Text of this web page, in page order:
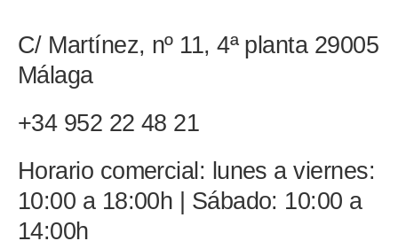
C/ Martínez, nº 11, 4ª planta 29005
Málaga
+34 952 22 48 21
Horario comercial: lunes a viernes:
10:00 a 18:00h | Sábado: 10:00 a
14:00h